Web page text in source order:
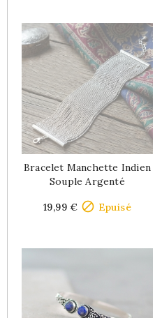
Bracelet Manchette Indien
Souple Argenté
19,99 €  Epuisé